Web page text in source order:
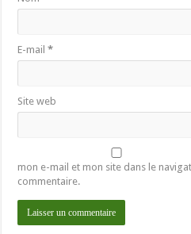
E-mail*
Site web
mon e-mail et mon site dans le
commentaire.